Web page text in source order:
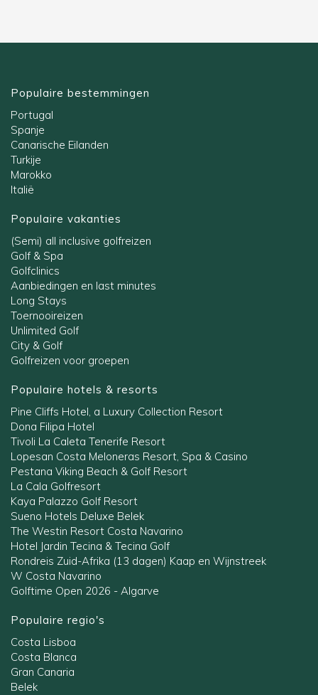
Populaire bestemmingen
Portugal
Spanje
Canarische Eilanden
Turkije
Marokko
Italië
Populaire vakanties
(Semi) all inclusive golfreizen
Golf & Spa
Golfclinics
Aanbiedingen en last minutes
Long Stays
Toernooireizen
Unlimited Golf
City & Golf
Golfreizen voor groepen
Populaire hotels & resorts
Pine Cliffs Hotel, a Luxury Collection Resort
Dona Filipa Hotel
Tivoli La Caleta Tenerife Resort
Lopesan Costa Meloneras Resort, Spa & Casino
Pestana Viking Beach & Golf Resort
La Cala Golfresort
Kaya Palazzo Golf Resort
Sueno Hotels Deluxe Belek
The Westin Resort Costa Navarino
Hotel Jardin Tecina & Tecina Golf
Rondreis Zuid-Afrika (13 dagen) Kaap en Wijnstreek
W Costa Navarino
Golftime Open 2026 - Algarve
Populaire regio's
Costa Lisboa
Costa Blanca
Gran Canaria
Belek